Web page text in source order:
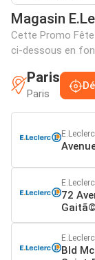
Magasin
Cette Promo
ci-dessous en
Paris
Paris
E.Leclerc
E.Leclerc
72
E.Leclerc
Bld